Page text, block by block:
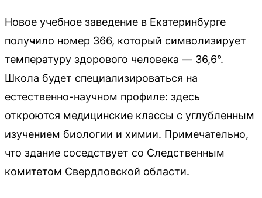
Новое учебное заведение в Екатеринбурге
получило номер 366, который символизирует
температуру здорового человека — 36,6°.
Школа будет специализироваться на
естественно-научном профиле: здесь
откроются медицинские классы с углубленным
изучением биологии и химии. Примечательно,
что здание соседствует со Следственным
комитетом Свердловской области.